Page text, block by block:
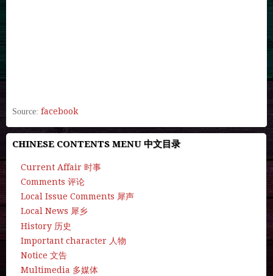
Source: facebook
CHINESE CONTENTS MENU 中文目录
Current Affair 时事
Comments 评论
Local Issue Comments 犀声
Local News 犀乡
History 历史
Important character 人物
Notice 文告
Multimedia 多媒体